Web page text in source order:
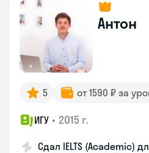
Антон
5 от 1590 ₽ за
ИГУ • 2015 г.
Сдал IELTS (Academic)